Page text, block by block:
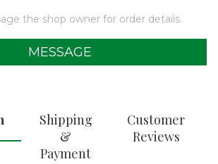
the shop owner for order details.
MESSAGE
Shipping
&
Payment
Customer
Reviews